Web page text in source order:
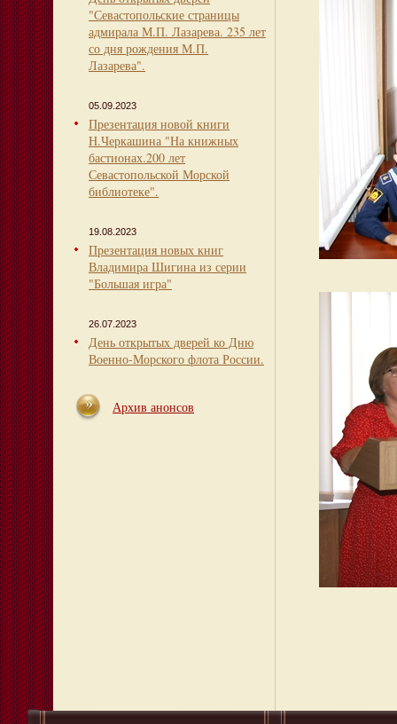
"Севастопольские страницы
адмирала М.П. Лазарева. 235 лет
со дня рождения М.П.
Лазарева".
05.09.2023
Презентация новой книги
Н.Черкашина "На книжных
бастионах.200 лет
Севастопольской Морской
библиотеке".
19.08.2023
Презентация новых книг
Владимира Шигина из серии
"Большая игра"
26.07.2023
День открытых дверей ко Дню
Военно-Морского флота России.
Архив анонсов